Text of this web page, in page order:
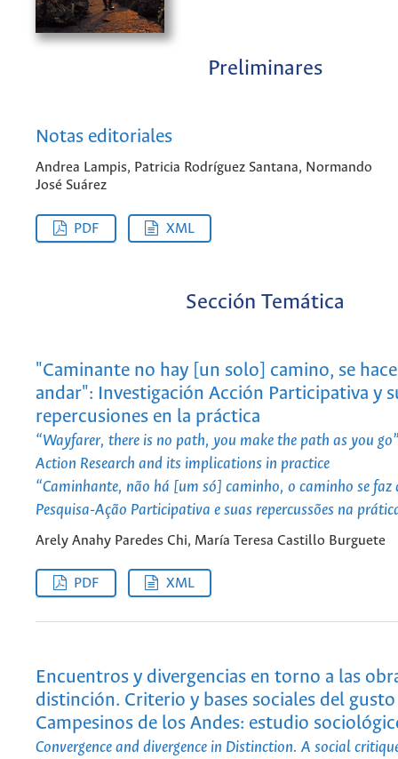
Preliminares
Notas editoriales
Andrea Lampis, Patricia Rodríguez Santana, Normando
José Suárez
PDF XML
Sección Temática
"Caminante no hay [un solo] camino, se
andar": Investigación Acción Participativa y
repercusiones en la práctica
“Wayfarer, there is no path, you make the path as you
Action Research and its implications in practice
“Caminhante, não há [um só] caminho, o caminho se faz
Pesquisa-Ação Participativa e suas repercussões na
Arely Anahy Paredes Chi, María Teresa Castillo Burguete
PDF XML
Encuentros y divergencias en torno a las
distinción. Criterio y bases sociales del
Campesinos de los Andes: estudio
Convergence and divergence in Distinction. A social